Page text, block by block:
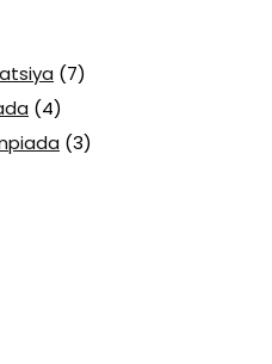
(7)
(4)
(3)